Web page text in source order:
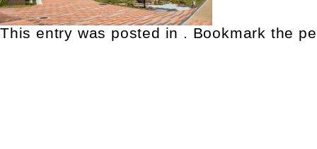
This entry was posted in . Bookmark the